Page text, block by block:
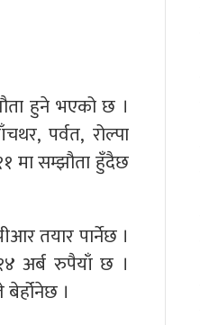
हुने भएको छ ।
पर्वत, रोल्पा
मा सम्झौता हुँदैछ
तयार पार्नेछ ।
अर्ब रुपैयाँ छ ।
।